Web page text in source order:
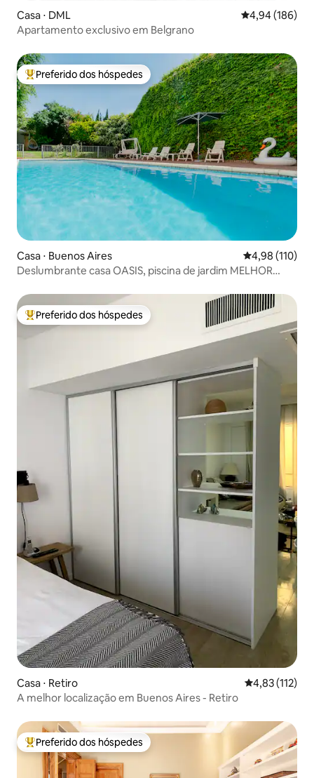
Casa ⋅ DML 4,94 de uma
4,94 (186)
Apartamento exclusivo em Belgrano
Entre os melhores preferidos dos hóspedes
Preferido dos hóspedes
Casa ⋅ Buenos Aires 4,98 de uma
4,98 (110)
Deslumbrante casa OASIS, piscina de jardim MELHOR
Entre os melhores preferidos dos hóspedes
Preferido dos hóspedes
Casa ⋅ Retiro 4,83 de uma
4,83 (112)
A melhor localização em Buenos Aires - Retiro
Entre os melhores preferidos dos hóspedes
Preferido dos hóspedes